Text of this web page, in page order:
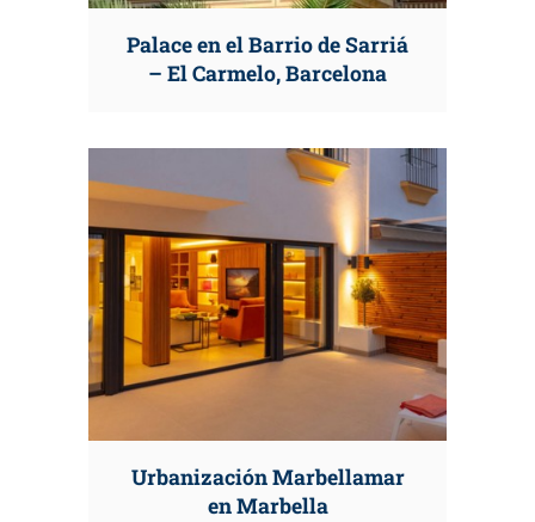
Palace en el Barrio de Sarriá
– El Carmelo, Barcelona
Urbanización Marbellamar
en Marbella